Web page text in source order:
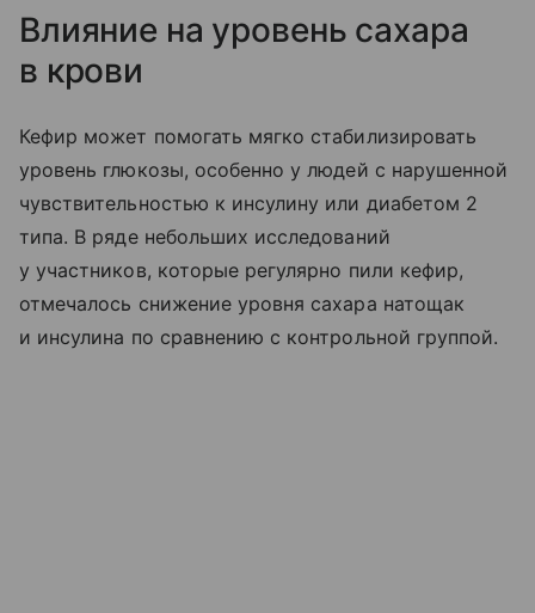
Влияние на уровень сахара
в крови
Кефир может помогать мягко стабилизировать
уровень глюкозы, особенно у людей с нарушенной
чувствительностью к инсулину или диабетом 2
типа. В ряде небольших исследований
у участников, которые регулярно пили кефир,
отмечалось снижение уровня сахара натощак
и инсулина по сравнению с контрольной группой.